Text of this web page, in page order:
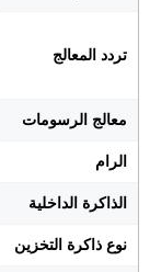
تردد المعالج
معالج الرسومات
الرام
الذاكرة الداخلية
نوع ذاكرة التخزين